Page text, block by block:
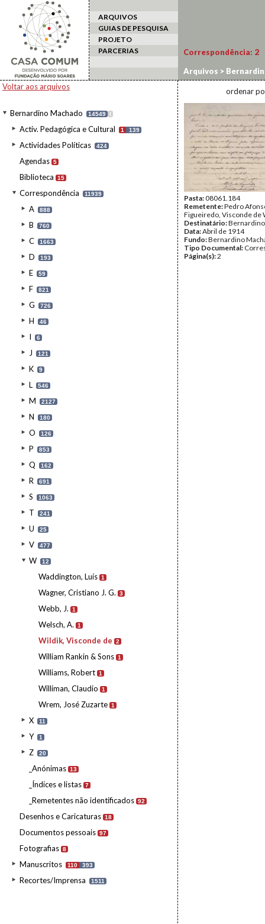
ARQUIVOS
GUIAS DE PESQUISA
PROJETO
PARCERIAS
Voltar aos arquivos
Bernardino Machado 14549 I
Activ. Pedagógica e Cultural 1 139
Actividades Políticas 424
Agendas 5
Biblioteca 15
Correspondência 11939
A 888
B 760
C 1663
D 193
E 59
F 821
G 726
H 46
I 6
J 121
K 9
L 546
M 2127
N 180
O 126
P 853
Q 162
R 691
S 1063
T 241
U 25
V 477
W 12
Waddington, Luís 1
Wagner, Cristiano J. G. 3
Webb, J. 1
Welsch, A. 1
Wildik, Visconde de 2
William Rankin & Sons 1
Williams, Robert 1
Williman, Claudio 1
Wrem, José Zuzarte 1
X 11
Y 1
Z 20
_Anónimas 13
_Índices e listas 7
_Remetentes não identificados 92
Desenhos e Caricaturas 18
Documentos pessoais 97
Fotografias 8
Manuscritos 110 393
Recortes/Imprensa 1511
Correspondência: 2
Arquivos >
ordenar
Pasta:08061.184
Remetente:Pedro
Figueiredo, Visconde de
Destinatário:
Data:Abril de 1914
Fundo:Bernardino
Tipo Documental:
Página(s):2